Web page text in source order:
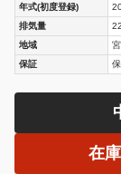
年式(初度登録)
排気量
地域
保証
在